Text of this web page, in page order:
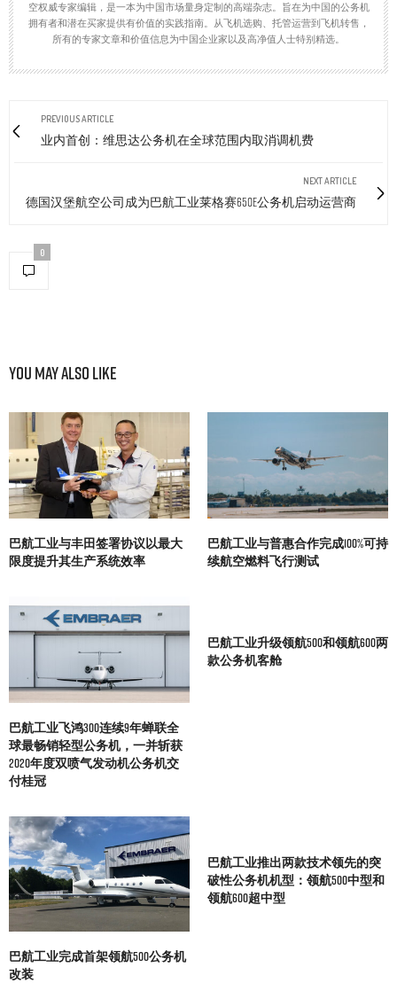
空权威专家编辑，是一本为中国市场量身定制的高端杂志。旨在为中国的公务机
拥有者和潜在买家提供有价值的实践指南。从飞机选购、托管运营到飞机转售，
所有的专家文章和价值信息为中国企业家以及高净值人士特别精选。
PREVIOUS ARTICLE
业内首创：维思达公务机在全球范围内取消调机费
NEXT ARTICLE
德国汉堡航空公司成为巴航工业莱格赛650E公务机启动运营商
0
You May Also Like
巴航工业与丰田签署协议以最大
限度提升其生产系统效率
巴航工业与普惠合作完成100%可持
续航空燃料飞行测试
巴航工业飞鸿300连续9年蝉联全
球最畅销轻型公务机，一并斩获
2020年度双喷气发动机公务机交
付桂冠
巴航工业升级领航500和领航600两
款公务机客舱
巴航工业完成首架领航500公务机
改装
巴航工业推出两款技术领先的突
破性公务机机型：领航500中型和
领航600超中型